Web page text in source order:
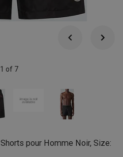
1 of 7